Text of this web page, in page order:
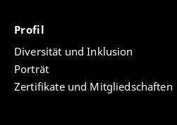
Profil
Diversität und Inklusion
Porträt
Zertifikate und Mitgliedschaften